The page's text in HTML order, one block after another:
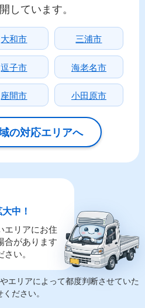
しています。
大和市 三浦市
逗子市 海老名市
座間市 小田原市
の対応エリアへ
中！
エリアにお住
合があります
い。
エリアによって都度判断させていた
ださい。